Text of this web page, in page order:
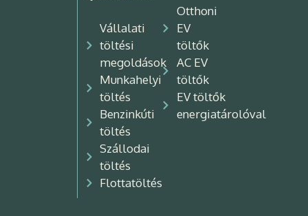
Vállalati
töltési
megoldások
Munkahelyi
töltés
Benzinkúti
töltés
Szállodai
töltés
Flottatöltés
Otthoni
EV
töltők
AC EV
töltők
EV töltők
energiatárolóval